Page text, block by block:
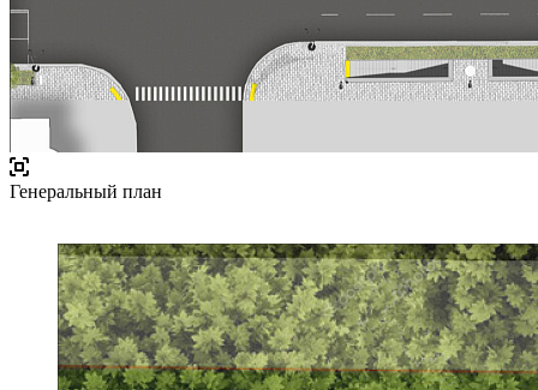
Генеральный план